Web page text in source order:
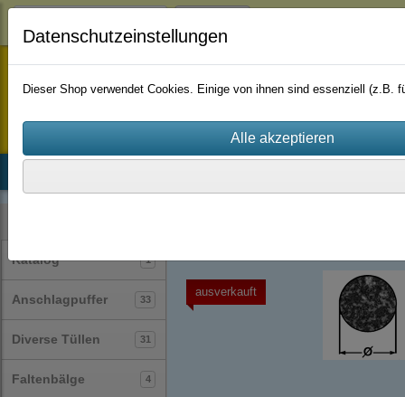
staufenbiel-berlin
Katalog 1
Anschlagpuffer 33
Diverse Tüllen 31
Faltenbälge 4
ausverkauft
Datenschutzeinstellungen
Dieser Shop verwendet Cookies. Einige von ihnen sind essenziell (z.B.